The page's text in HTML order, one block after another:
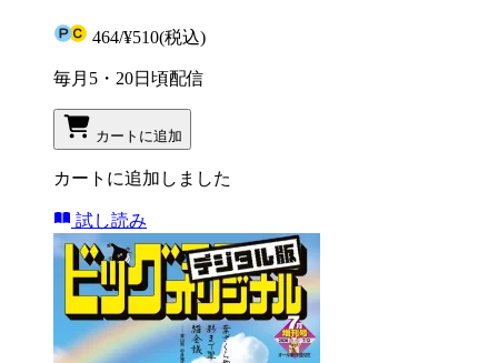
464/¥510(税込)
毎月5・20日頃配信
カートに追加
カートに追加しました
試し読み